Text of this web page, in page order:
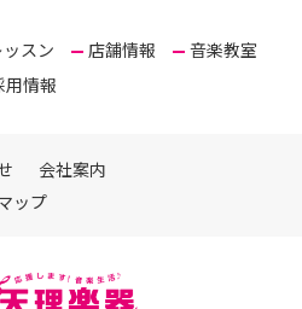
ッスン 店舗情報
音楽教室
用情報
会社案内
ップ